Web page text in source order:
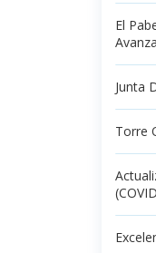
El
Junta
Torre